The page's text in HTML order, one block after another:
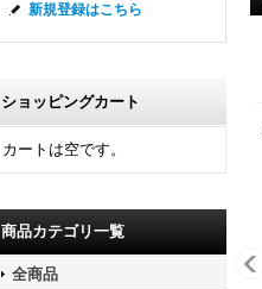
新規登録はこちら
ショッピングカート
カートは空です。
商品カテゴリ一覧
全商品